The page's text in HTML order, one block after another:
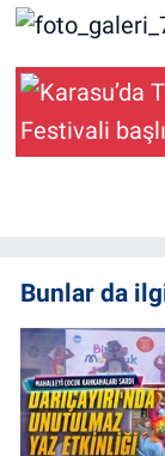
Bunlar da